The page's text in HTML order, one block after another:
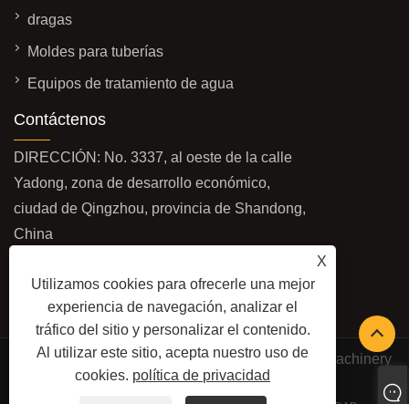
X
Utilizamos cookies para ofrecerle una mejor
experiencia de navegación, analizar el
tráfico del sitio y personalizar el contenido.
Al utilizar este sitio, acepta nuestro uso de
cookies. política de privacidad
dragas
Moldes para tuberías
Equipos de tratamiento de agua
Contáctenos
DIRECCIÓN: No. 3337, al oeste de la calle
Yadong, zona de desarrollo económico,
ciudad de Qingzhou, provincia de Shandong,
China
sales@baolaimachinery.com
TELÉFONO:
+86-15662587580
Copyright © 2024 Qingzhou Water Conservancy Machinery
Factory Co., Ltd. Todos los derechos reservados.